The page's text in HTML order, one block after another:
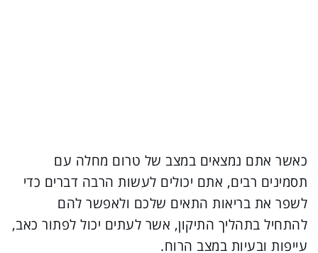
כאשר אתם נמצאים במצב של טרום מחלה עם
תסמינים רבים, אתם יכולים לעשות הרבה דברים כדי
לשפר את בריאות התאים שלכם ולאפשר להם
להתחיל בתהליך התיקון, אשר לעתים יכול לפתור כאב,
עייפות ובעיות במצב הרוח.